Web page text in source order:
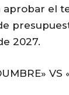
aprobar el
2027.
VS